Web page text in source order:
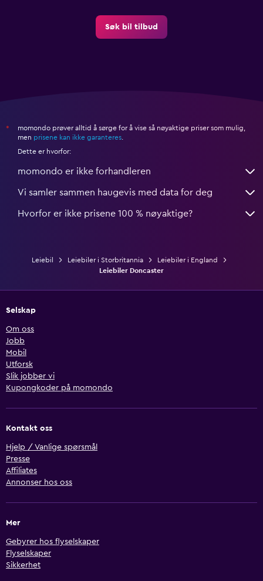
Søk bil tilbud
*
momondo prøver alltid å sørge for å vise så nøyaktige priser som mulig,
men prisene kan ikke garanteres.
Dette er hvorfor:
momondo er ikke forhandleren
Vi samler sammen haugevis med data for deg
Hvorfor er ikke prisene 100 % nøyaktige?
Leiebil Leiebiler i Storbritannia
Leiebiler i England
Leiebiler Doncaster
Selskap
Om oss
Jobb
Mobil
Utforsk
Slik jobber vi
Kupongkoder på momondo
Kontakt oss
Hjelp / Vanlige spørsmål
Presse
Affiliates
Annonser hos oss
Mer
Gebyrer hos flyselskaper
Flyselskaper
Sikkerhet